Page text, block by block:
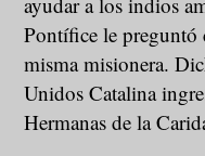
Pontífice le preguntó
misma misionera.
Unidos Catalina
Hermanas de la